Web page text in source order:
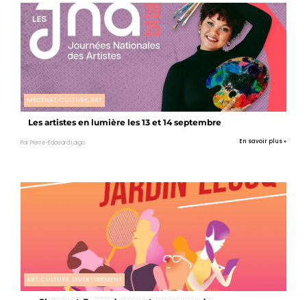
MÉCÉNAT, CULTURE, ART
Les artistes en lumière les 13 et 14 septembre
Par Pierre-Edouard Laigo En savoir plus »
ART, CULTURE, DIVERTISSEMENT